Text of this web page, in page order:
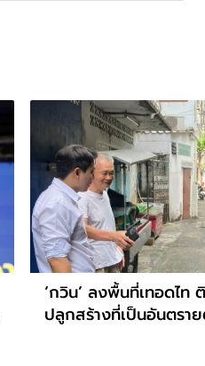
‘กวิน’ ลงพื้นที่เทอดไ
ปลูกสร้างที่เป็นอันตรา